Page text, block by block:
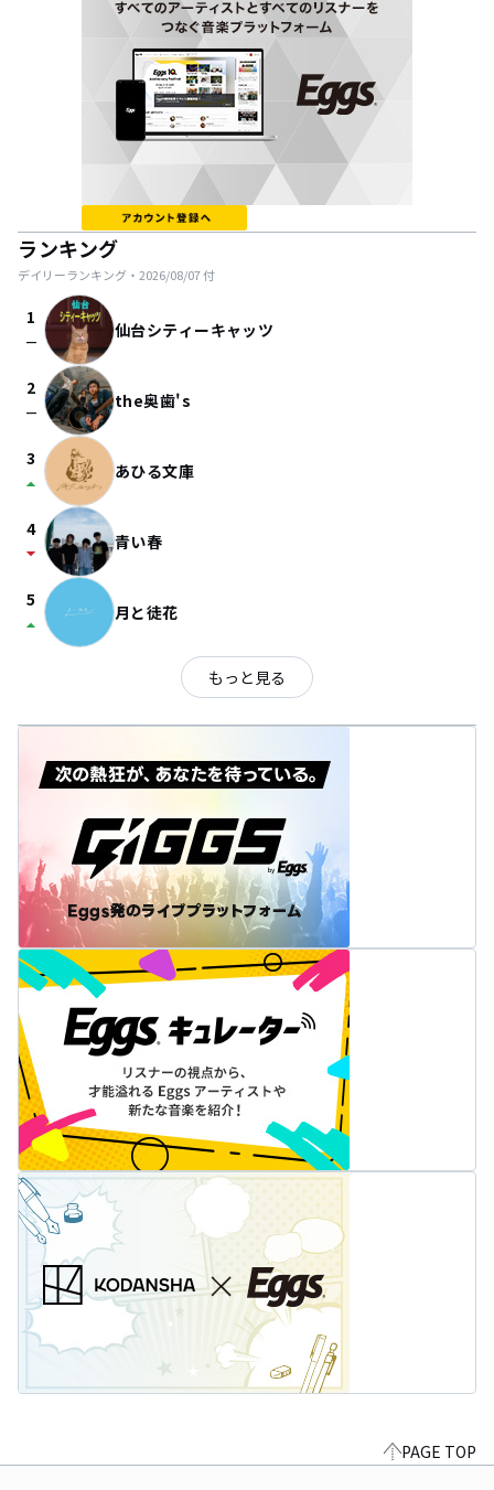
ランキング
デイリーランキング・ 2026/08/07付
1
check_indeterminate_small 仙台シティーキャッツ
2
check_indeterminate_small the奥歯's
3
arrow_drop_up あひる文庫
4
arrow_drop_down 青い春
5
arrow_drop_up 月と徒花
もっと見る
PAGE TOP